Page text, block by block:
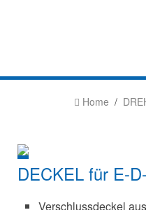
Home
DECKEL für E-
Verschlussdeckel